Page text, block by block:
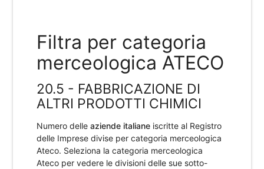
Filtra per categoria
merceologica ATECO
20.5 - FABBRICAZIONE DI
ALTRI PRODOTTI CHIMICI
Numero delleaziende italiane iscritte al Registro
delle Imprese divise per categoria merceologica
Ateco. Seleziona la categoria merceologica
Ateco per vedere le divisioni delle sue sotto-